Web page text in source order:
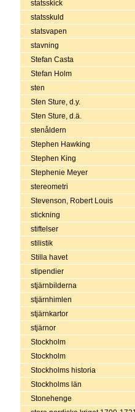
statsskick
statsskuld
statsvapen
stavning
Stefan Casta
Stefan Holm
sten
Sten Sture, d.y.
Sten Sture, d.ä.
stenåldern
Stephen Hawking
Stephen King
Stephenie Meyer
stereometri
Stevenson, Robert Louis
stickning
stiftelser
stilistik
Stilla havet
stipendier
stjärnbilderna
stjärnhimlen
stjärnkartor
stjärnor
Stockholm
Stockholm
Stockholms historia
Stockholms län
Stonehenge